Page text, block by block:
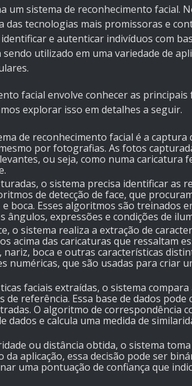
sistema de reconhecimento facial.
tecnologias mais promissoras e
e autenticar indivíduos com
utilizado em uma variedade de
facial envolve conhecer as
explorar isso em detalhes a seguir.
de reconhecimento facial é a captura
por fotografias. As fotos
ou seja, como numa caricatura
o sistema precisa identificar as
de detecção de face, que
boca. Esses algoritmos são treinados
expressões e condições de
o sistema realiza a extração de
acima das caricaturas que ressaltam
boca e outras características
que são usadas para criar
faciais extraídas, o sistema
referência. Essa base de dados pode
O algoritmo de correspondência
e calcula uma medida de
ou distância obtida, o sistema
aplicação, essa decisão pode ser
uma pontuação de confiança que